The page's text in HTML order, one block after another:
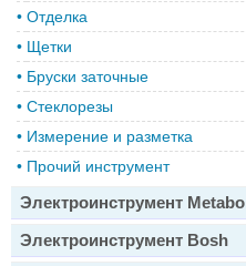
• Отделка
• Щетки
• Бруски заточные
• Стеклорезы
• Измерение и разметка
• Прочий инструмент
Электроинструмент Metabo
Электроинструмент Bosh